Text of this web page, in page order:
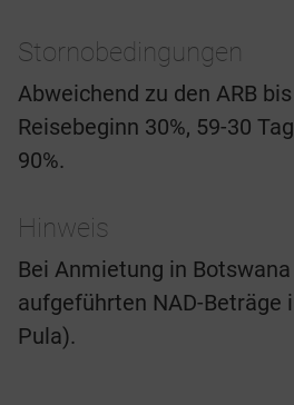
Stornobedingungen
Abweichend zu den ARB
Reisebeginn 30%, 59-30
90%.
Hinweis
Bei Anmietung in
aufgeführten NAD-Beträge
Pula).